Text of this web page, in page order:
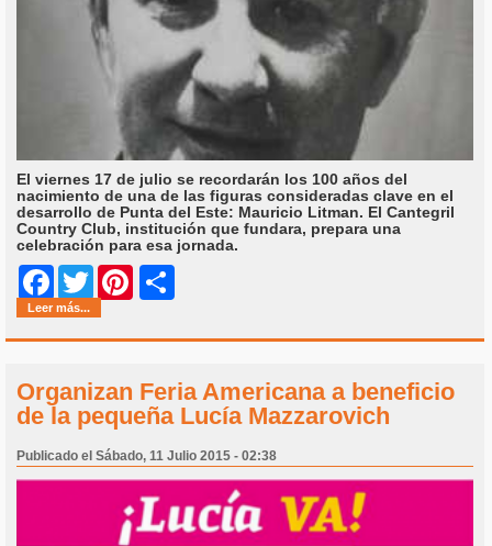
El viernes 17 de julio se recordarán los 100 años del
nacimiento de una de las figuras consideradas clave en el
desarrollo de Punta del Este: Mauricio Litman. El Cantegril
Country Club, institución que fundara, prepara una
celebración para esa jornada.
Facebook
Twitter Pinterest
Leer más...
Organizan Feria Americana a beneficio
de la pequeña Lucía Mazzarovich
Publicado el Sábado, 11 Julio 2015 - 02:38